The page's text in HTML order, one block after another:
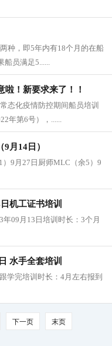
种，即5年内有18个月的在船
船员满足5......
！新要求来了！！
态化疫情防控期间船员培训
年第6号），......
月14日）
9月27日厨师MLC（余5）9
机工证书培训
09月13日培训时长：3个月
水手全套培训
学完培训时长：4月左右报到
下一页 末页